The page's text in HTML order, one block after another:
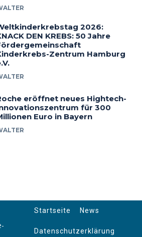
2026:
DEN KREBS: 50 Jahre
Zentrum Hamburg
eröffnet neues Hightech-
für 300
Euro in Bayern
Startseite News
Datenschutzerklärung